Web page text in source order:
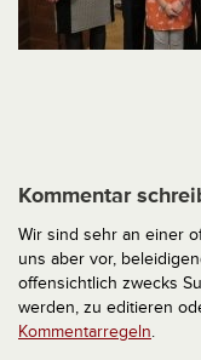
Kommentar
Wir sind sehr an einer
uns aber vor,
offensichtlich zwecks
werden, zu editieren
Kommentarregeln.